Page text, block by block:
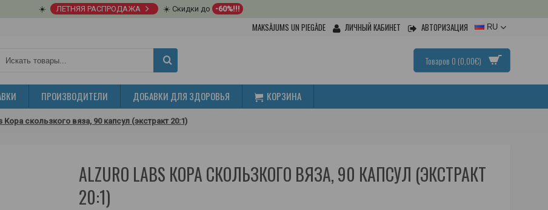
☀️ ЛЕТНЯЯ РАСПРОДАЖА ☀️ Скидки до -60%!!!
MAKSĀJUMS UN PIEGĀDE ЛИЧНЫЙ КАБИНЕТ АВТОРИЗАЦИЯ RU
Товаров 0 (0,00€)
ПРОИЗВОДИТЕЛИ ДОБАВКИ ДЛЯ ЗДОРОВЬЯ КОРЗИНА
Кора скользкого вяза, 90 капсул (экстракт 20:1)
ALZURO LABS КОРА СКОЛЬЗКОГО ВЯЗА, 90 КАПСУЛ (ЭКСТРАКТ
20:1)